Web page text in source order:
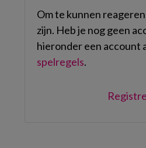
Om te kunnen
zijn. Heb je nog geen
hieronder een account
spelregels.